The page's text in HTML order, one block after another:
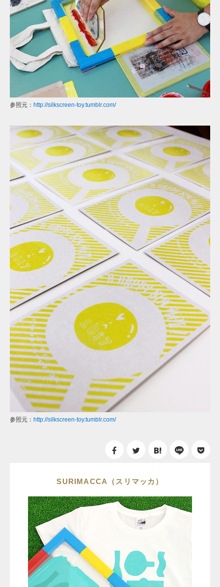
参照元： http://silkscreen-toy.tumblr.com/
参照元： http://silkscreen-toy.tumblr.com/
SURIMACCA（スリマッカ）